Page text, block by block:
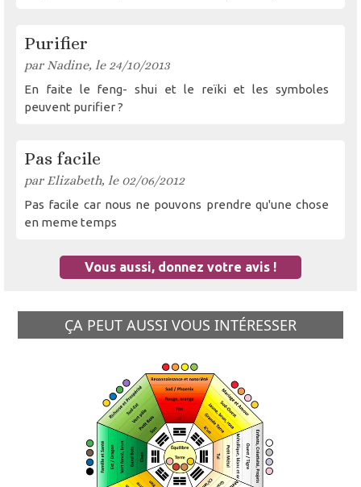
Purifier
par Nadine, le 24/10/2013
En faite le feng- shui et le reïki et les symboles
peuvent purifier ?
Pas facile
par Elizabeth, le 02/06/2012
Pas facile car nous ne pouvons prendre qu'une chose
en meme temps
Vous aussi, donnez votre avis !
ÇA PEUT AUSSI VOUS INTÉRESSER